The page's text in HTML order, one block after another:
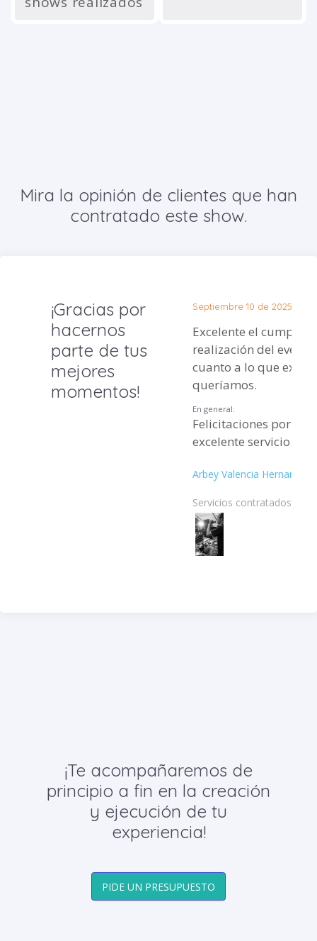
Mira la opinión de clientes que han
contratado este show.
¡Gracias por
hacernos
parte de tus
mejores
momentos!
Septiembre 10 de 2025
Excelente el
realización del evento
cuanto a lo que
queríamos.
En general:
Felicitaciones por tan
excelente servicio.
Arbey Valencia Hernandez
Servicios contratados:
¡Te acompañaremos de
principio a fin en la creación
y ejecución de tu
experiencia!
PIDE UN PRESUPUESTO